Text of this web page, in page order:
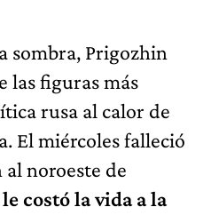
sombra, Prigozhin
las figuras más
rusa al calor de
El miércoles falleció
al noroeste de
costó la vida a la